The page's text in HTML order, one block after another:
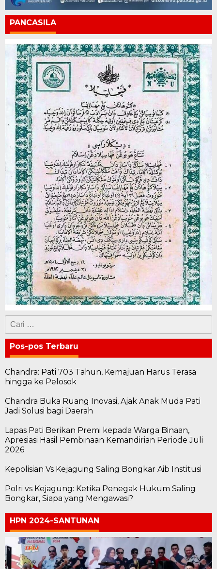
PANCASILA
Cari
untuk:
Pos-pos Terbaru
Chandra: Pati 703 Tahun, Kemajuan Harus Terasa
hingga ke Pelosok
Chandra Buka Ruang Inovasi, Ajak Anak Muda Pati
Jadi Solusi bagi Daerah
Lapas Pati Berikan Premi kepada Warga Binaan,
Apresiasi Hasil Pembinaan Kemandirian Periode Juli
2026
Kepolisian Vs Kejagung Saling Bongkar Aib Institusi
Polri vs Kejagung: Ketika Penegak Hukum Saling
Bongkar, Siapa yang Mengawasi?
HPN 2024-SANTUNAN